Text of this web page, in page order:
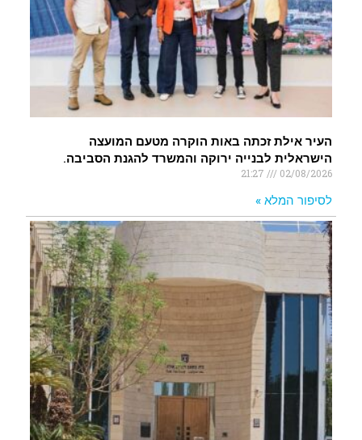
העיר אילת זכתה באות הוקרה מטעם המועצה
הישראלית לבנייה ירוקה והמשרד להגנת הסביבה.
02/08/2026
לסיפור המלא »